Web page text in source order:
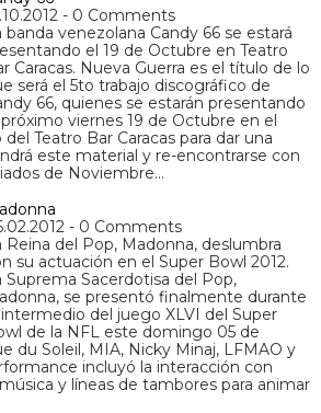
- 0 Comments
banda venezolana Candy 66 se estará
el 19 de Octubre en Teatro
Caracas. Nueva Guerra es el título de lo
será el 5to trabajo discográfico de
66, quienes se estarán presentando
viernes 19 de Octubre en el
Teatro Bar Caracas para dar una
este material y re-encontrarse con
de Noviembre…
- 0 Comments
Reina del Pop, Madonna, deslumbra
su actuación en el Super Bowl 2012.
Suprema Sacerdotisa del Pop,
se presentó finalmente durante
del juego XLVI del Super
de la NFL este domingo 05 de
du Soleil, MIA, Nicky Minaj, LFMAO y
incluyó la interacción con
y líneas de tambores para animar